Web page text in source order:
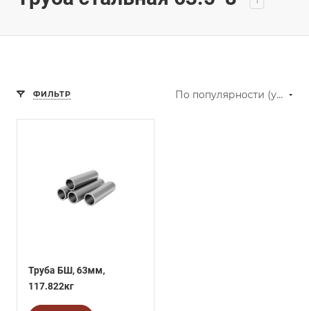
ФИЛЬТР По популярности (убывание)
Труба БШ, 63мм,
117.822кг